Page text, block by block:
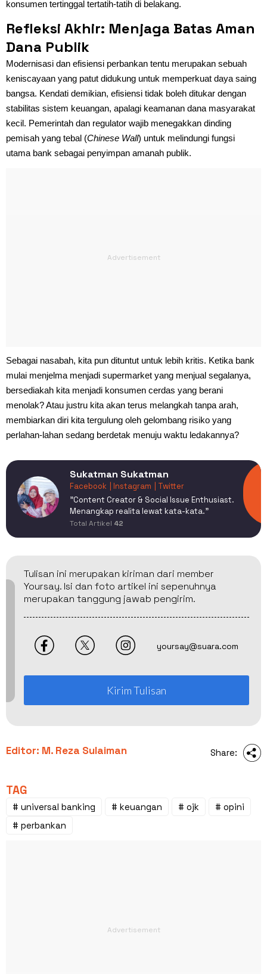
konsumen tertinggal tertatih-tatih di belakang.
Refleksi Akhir: Menjaga Batas Aman
Dana Publik
Modernisasi dan efisiensi perbankan tentu merupakan sebuah
keniscayaan yang patut didukung untuk memperkuat daya saing
bangsa. Kendati demikian, efisiensi tidak boleh ditukar dengan
stabilitas sistem keuangan, apalagi keamanan dana masyarakat
kecil. Pemerintah dan regulator wajib menegakkan dinding
pemisah yang tebal (Chinese Wall) untuk melindungi fungsi
utama bank sebagai penyimpan amanah publik.
Sebagai nasabah, kita pun dituntut untuk lebih kritis. Ketika bank
mulai menjelma menjadi supermarket yang menjual segalanya,
bersediakah kita menjadi konsumen cerdas yang berani
menolak? Atau justru kita akan terus melangkah tanpa arah,
membiarkan diri kita tergulung oleh gelombang risiko yang
perlahan-lahan sedang berdetak menuju waktu ledakannya?
Sukatman Sukatman
Facebook | Instagram
| Twitter
​"Content Creator & Social Issue Enthusiast.
Menangkap realita lewat kata-kata."
Total Artikel 42
Tulisan ini merupakan kiriman dari member
Yoursay. Isi dan foto artikel ini sepenuhnya
merupakan tanggung jawab pengirim.
yoursay@suara.com
Kirim Tulisan
Editor: M. Reza Sulaiman Share:
TAG
# universal banking # keuangan # ojk
# opini
# perbankan